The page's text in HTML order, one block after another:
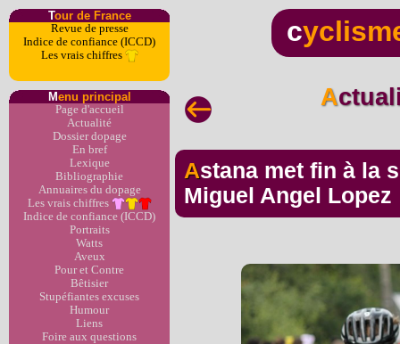
Tour de France
Revue de presse
Indice de confiance (ICCD)
Les vrais chiffres
Menu principal
Page d'accueil
Actualité
Dossier dopage
En bref
Lexique
Bibliographie
Annuaires du dopage
Les vrais chiffres
Indice de confiance (ICCD)
Portraits
Watts
Aveux
Pour et Contre
Bêtisier
Stupéfiantes excuses
Humour
Liens
Foire aux questions
c
Astana met fin à la suspension du colombien
Miguel Angel Lopez